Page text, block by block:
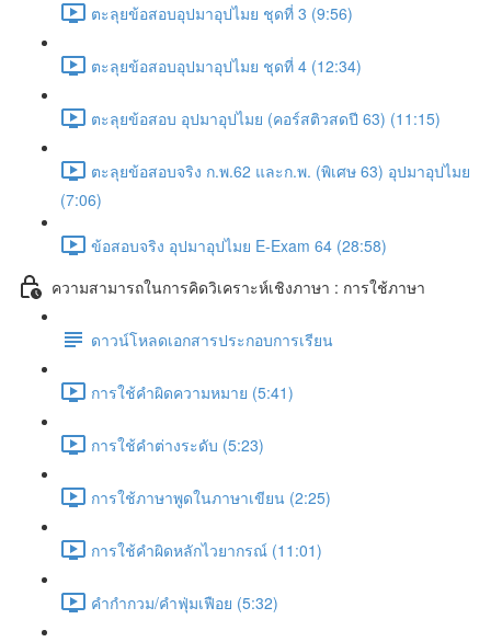
ตะลุยข้อสอบอุปมาอุปไมย ชุดที่ 3 (9:56)
ตะลุยข้อสอบอุปมาอุปไมย ชุดที่ 4 (12:34)
ตะลุยข้อสอบ อุปมาอุปไมย (คอร์สติวสดปี 63) (11:15)
ตะลุยข้อสอบจริง ก.พ.62 และก.พ. (พิเศษ 63) อุปมาอุปไมย
(7:06)
ข้อสอบจริง อุปมาอุปไมย E-Exam 64 (28:58)
ความสามารถในการคิดวิเคราะห์เชิงภาษา : การใช้ภาษา
ดาวน์โหลดเอกสารประกอบการเรียน
การใช้คำผิดความหมาย (5:41)
การใช้คำต่างระดับ (5:23)
การใช้ภาษาพูดในภาษาเขียน (2:25)
การใช้คำผิดหลักไวยากรณ์ (11:01)
คำกำกวม/คำฟุ่มเฟือย (5:32)